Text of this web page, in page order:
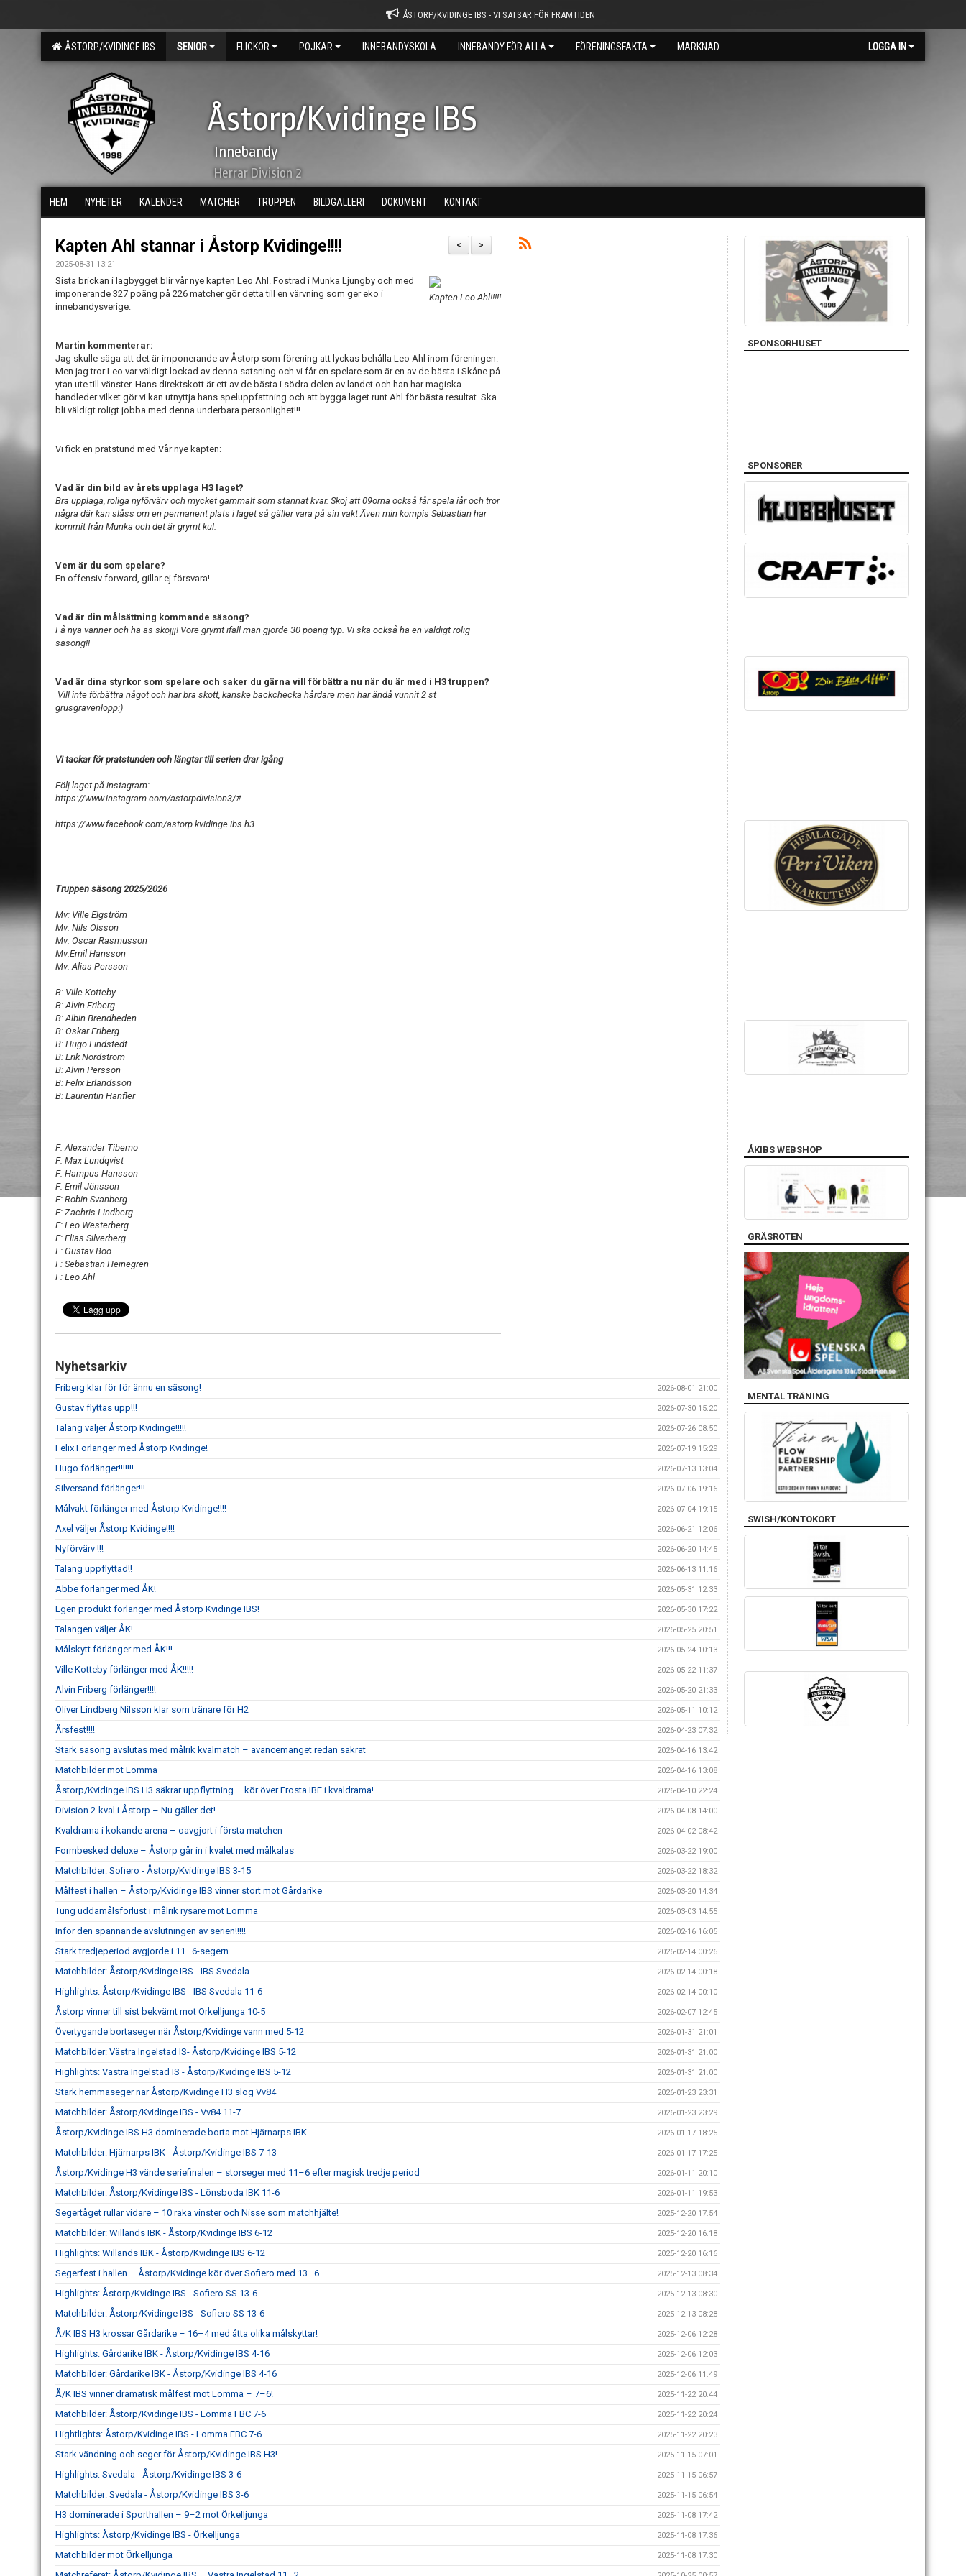
ÅSTORP/KVIDINGE IBS - VI SATSAR FÖR FRAMTIDEN
ÅSTORP/KVIDINGE IBS SENIOR FLICKOR POJKAR INNEBANDYSKOLA INNEBANDY FÖR ALLA FÖRENINGSFAKTA MARKNAD LOGGA IN
Åstorp/Kvidinge IBS
Innebandy
Herrar Division 2
HEM NYHETER KALENDER MATCHER TRUPPEN BILDGALLERI DOKUMENT KONTAKT
>
<
Kapten Ahl stannar i Åstorp Kvidinge!!!!
2025-08-31 13:21
Kapten Leo Ahl!!!!!
Sista brickan i lagbygget blir vår nye kapten Leo Ahl. Fostrad i Munka Ljungby och med
imponerande 327 poäng på 226 matcher gör detta till en värvning som ger eko i
innebandysverige.
Martin kommenterar:
Jag skulle säga att det är imponerande av Åstorp som förening att lyckas behålla Leo Ahl inom föreningen.
Men jag tror Leo var väldigt lockad av denna satsning och vi får en spelare som är en av de bästa i Skåne på
ytan ute till vänster. Hans direktskott är ett av de bästa i södra delen av landet och han har magiska
handleder vilket gör vi kan utnyttja hans speluppfattning och att bygga laget runt Ahl för bästa resultat. Ska
bli väldigt roligt jobba med denna underbara personlighet!!!
Vi fick en pratstund med Vår nye kapten:
Vad är din bild av årets upplaga H3 laget?
Bra upplaga, roliga nyförvärv och mycket gammalt som stannat kvar. Skoj att 09orna också får spela iår och tror
några där kan slåss om en permanent plats i laget så gäller vara på sin vakt Även min kompis Sebastian har
kommit från Munka och det är grymt kul.
Vem är du som spelare?
En offensiv forward, gillar ej försvara!
Vad är din målsättning kommande säsong?
Få nya vänner och ha as skojjj! Vore grymt ifall man gjorde 30 poäng typ. Vi ska också ha en väldigt rolig
säsong!!
Vad är dina styrkor som spelare och saker du gärna vill förbättra nu när du är med i H3 truppen?
Vill inte förbättra något och har bra skott, kanske backchecka hårdare men har ändå vunnit 2 st
grusgravenlopp:)
Vi tackar för pratstunden och längtar till serien drar igång
Följ laget på instagram:
https://www.instagram.com/astorpdivision3/#
https://www.facebook.com/astorp.kvidinge.ibs.h3
Truppen säsong 2025/2026
Mv: Ville Elgström
Mv: Nils Olsson
Mv: Oscar Rasmusson
Mv:Emil Hansson
Mv: Alias Persson
B: Ville Kotteby
B: Alvin Friberg
B: Albin Brendheden
B: Oskar Friberg
B: Hugo Lindstedt
B: Erik Nordström
B: Alvin Persson
B: Felix Erlandsson
B: Laurentin Hanfler
F: Alexander Tibemo
F: Max Lundqvist
F: Hampus Hansson
F: Emil Jönsson
F: Robin Svanberg
F: Zachris Lindberg
F: Leo Westerberg
F: Elias Silverberg
F: Gustav Boo
F: Sebastian Heinegren
F: Leo Ahl
Nyhetsarkiv
Friberg klar för för ännu en säsong! 2026-08-01 21:00
Gustav flyttas upp!!! 2026-07-30 15:20
Talang väljer Åstorp Kvidinge!!!!! 2026-07-26 08:50
Felix Förlänger med Åstorp Kvidinge! 2026-07-19 15:29
Hugo förlänger!!!!!!! 2026-07-13 13:04
Silversand förlänger!!! 2026-07-06 19:16
Målvakt förlänger med Åstorp Kvidinge!!!! 2026-07-04 19:15
Axel väljer Åstorp Kvidinge!!!! 2026-06-21 12:06
Nyförvärv !!! 2026-06-20 14:45
Talang uppflyttad!! 2026-06-13 11:16
Abbe förlänger med ÅK! 2026-05-31 12:33
Egen produkt förlänger med Åstorp Kvidinge IBS! 2026-05-30 17:22
Talangen väljer ÅK! 2026-05-25 20:51
Målskytt förlänger med ÅK!!! 2026-05-24 10:13
Ville Kotteby förlänger med ÅK!!!!! 2026-05-22 11:37
Alvin Friberg förlänger!!!! 2026-05-20 21:33
Oliver Lindberg Nilsson klar som tränare för H2 2026-05-11 10:12
Årsfest!!!! 2026-04-23 07:32
Stark säsong avslutas med målrik kvalmatch – avancemanget redan säkrat 2026-04-16 13:42
Matchbilder mot Lomma 2026-04-16 13:08
Åstorp/Kvidinge IBS H3 säkrar uppflyttning – kör över Frosta IBF i kvaldrama! 2026-04-10 22:24
Division 2-kval i Åstorp – Nu gäller det! 2026-04-08 14:00
Kvaldrama i kokande arena – oavgjort i första matchen 2026-04-02 08:42
Formbesked deluxe – Åstorp går in i kvalet med målkalas 2026-03-22 19:00
Matchbilder: Sofiero - Åstorp/Kvidinge IBS 3-15 2026-03-22 18:32
Målfest i hallen – Åstorp/Kvidinge IBS vinner stort mot Gårdarike 2026-03-20 14:34
Tung uddamålsförlust i målrik rysare mot Lomma 2026-03-03 14:55
Inför den spännande avslutningen av serien!!!!! 2026-02-16 16:05
Stark tredjeperiod avgjorde i 11–6-segern 2026-02-14 00:26
Matchbilder: Åstorp/Kvidinge IBS - IBS Svedala 2026-02-14 00:18
Highlights: Åstorp/Kvidinge IBS - IBS Svedala 11-6 2026-02-14 00:10
Åstorp vinner till sist bekvämt mot Örkelljunga 10-5 2026-02-07 12:45
Övertygande bortaseger när Åstorp/Kvidinge vann med 5-12 2026-01-31 21:01
Matchbilder: Västra Ingelstad IS- Åstorp/Kvidinge IBS 5-12 2026-01-31 21:00
Highlights: Västra Ingelstad IS - Åstorp/Kvidinge IBS 5-12 2026-01-31 21:00
Stark hemmaseger när Åstorp/Kvidinge H3 slog Vv84 2026-01-23 23:31
Matchbilder: Åstorp/Kvidinge IBS - Vv84 11-7 2026-01-23 23:29
Åstorp/Kvidinge IBS H3 dominerade borta mot Hjärnarps IBK 2026-01-17 18:25
Matchbilder: Hjärnarps IBK - Åstorp/Kvidinge IBS 7-13 2026-01-17 17:25
Åstorp/Kvidinge H3 vände seriefinalen – storseger med 11–6 efter magisk tredje period 2026-01-11 20:10
Matchbilder: Åstorp/Kvidinge IBS - Lönsboda IBK 11-6 2026-01-11 19:53
Segertåget rullar vidare – 10 raka vinster och Nisse som matchhjälte! 2025-12-20 17:54
Matchbilder: Willands IBK - Åstorp/Kvidinge IBS 6-12 2025-12-20 16:18
Highlights: Willands IBK - Åstorp/Kvidinge IBS 6-12 2025-12-20 16:16
Segerfest i hallen – Åstorp/Kvidinge kör över Sofiero med 13–6 2025-12-13 08:34
Highlights: Åstorp/Kvidinge IBS - Sofiero SS 13-6 2025-12-13 08:30
Matchbilder: Åstorp/Kvidinge IBS - Sofiero SS 13-6 2025-12-13 08:28
Å/K IBS H3 krossar Gårdarike – 16–4 med åtta olika målskyttar! 2025-12-06 12:28
Highlights: Gårdarike IBK - Åstorp/Kvidinge IBS 4-16 2025-12-06 12:03
Matchbilder: Gårdarike IBK - Åstorp/Kvidinge IBS 4-16 2025-12-06 11:49
Å/K IBS vinner dramatisk målfest mot Lomma – 7–6! 2025-11-22 20:44
Matchbilder: Åstorp/Kvidinge IBS - Lomma FBC 7-6 2025-11-22 20:24
Hightlights: Åstorp/Kvidinge IBS - Lomma FBC 7-6 2025-11-22 20:23
Stark vändning och seger för Åstorp/Kvidinge IBS H3! 2025-11-15 07:01
Highlights: Svedala - Åstorp/Kvidinge IBS 3-6 2025-11-15 06:57
Matchbilder: Svedala - Åstorp/Kvidinge IBS 3-6 2025-11-15 06:54
H3 dominerade i Sporthallen – 9–2 mot Örkelljunga 2025-11-08 17:42
Highlights: Åstorp/Kvidinge IBS - Örkelljunga 2025-11-08 17:36
Matchbilder mot Örkelljunga 2025-11-08 17:30
SPONSORHUSET
SPONSORER
ÅKIBS WEBSHOP
GRÄSROTEN
MENTAL TRÄNING
SWISH/KONTOKORT